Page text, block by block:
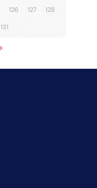
126 127 128
131